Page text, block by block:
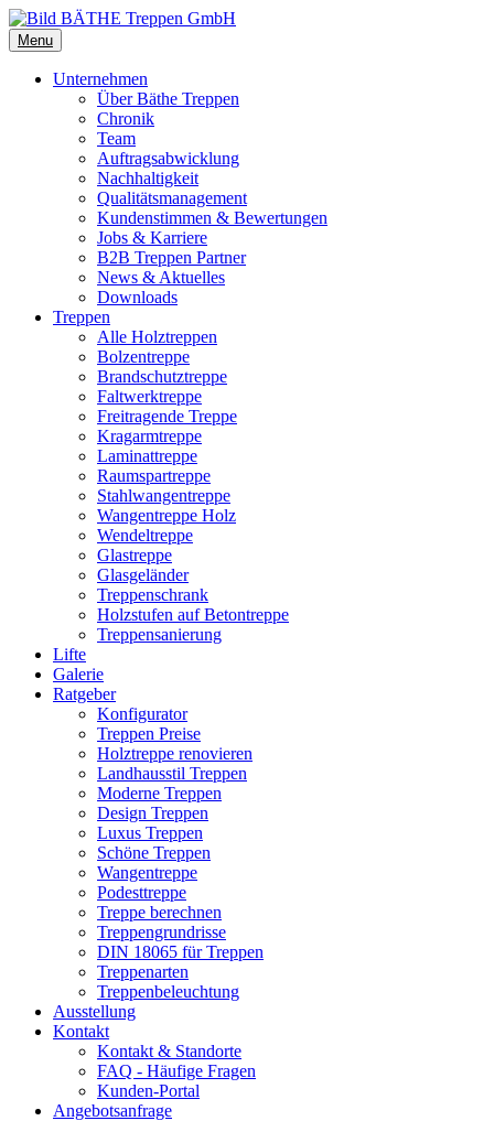
Menu
Unternehmen
Über Bäthe Treppen
Chronik
Team
Auftragsabwicklung
Nachhaltigkeit
Qualitätsmanagement
Kundenstimmen & Bewertungen
Jobs & Karriere
B2B Treppen Partner
News & Aktuelles
Downloads
Treppen
Alle Holztreppen
Bolzentreppe
Brandschutztreppe
Faltwerktreppe
Freitragende Treppe
Kragarmtreppe
Laminattreppe
Raumspartreppe
Stahlwangentreppe
Wangentreppe Holz
Wendeltreppe
Glastreppe
Glasgeländer
Treppenschrank
Holzstufen auf Betontreppe
Treppensanierung
Lifte
Galerie
Ratgeber
Konfigurator
Treppen Preise
Holztreppe renovieren
Landhausstil Treppen
Moderne Treppen
Design Treppen
Luxus Treppen
Schöne Treppen
Wangentreppe
Podesttreppe
Treppe berechnen
Treppengrundrisse
DIN 18065 für Treppen
Treppenarten
Treppenbeleuchtung
Ausstellung
Kontakt
Kontakt & Standorte
FAQ - Häufige Fragen
Kunden-Portal
Angebotsanfrage